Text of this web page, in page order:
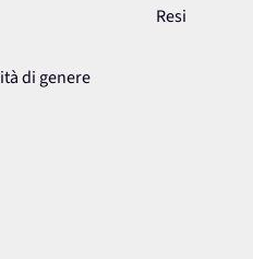
di genere
Resi